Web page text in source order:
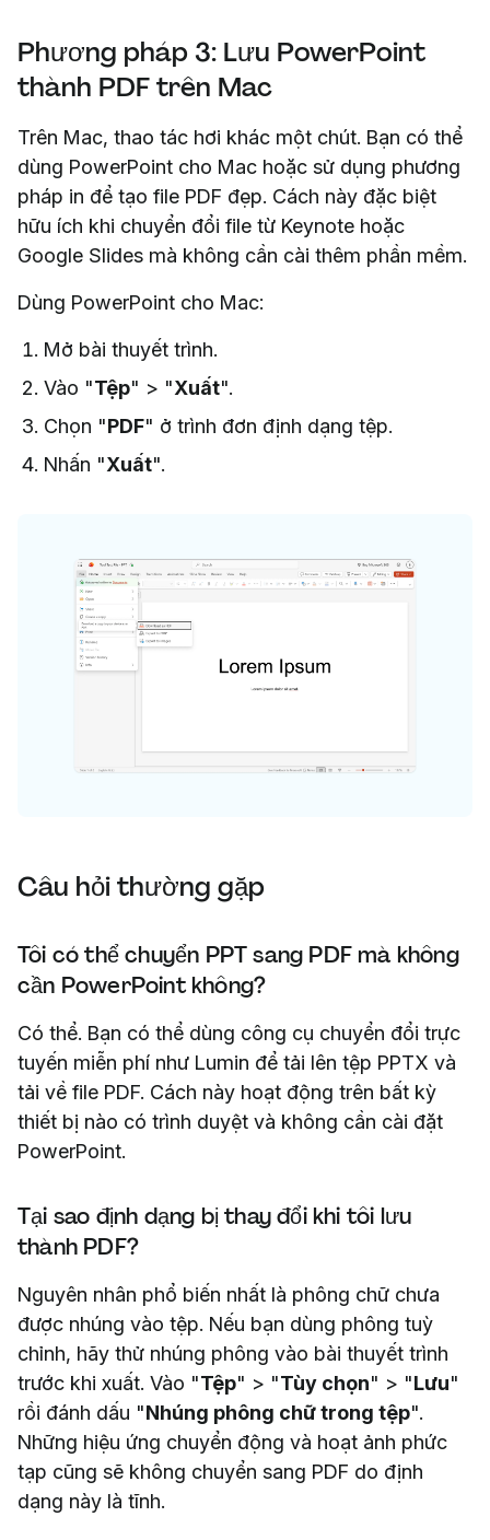
Phương pháp 3: Lưu PowerPoint
thành PDF trên Mac
Trên Mac, thao tác hơi khác một chút. Bạn có thể
dùng PowerPoint cho Mac hoặc sử dụng phương
pháp in để tạo file PDF đẹp. Cách này đặc biệt
hữu ích khi chuyển đổi file từ Keynote hoặc
Google Slides mà không cần cài thêm phần mềm.
Dùng PowerPoint cho Mac:
Mở bài thuyết trình.
Vào "Tệp" > "Xuất".
Chọn "PDF" ở trình đơn định dạng tệp.
Nhấn "Xuất".
Câu hỏi thường gặp
Tôi có thể chuyển PPT sang PDF mà không
cần PowerPoint không?
Có thể. Bạn có thể dùng công cụ chuyển đổi trực
tuyến miễn phí như Lumin để tải lên tệp PPTX và
tải về file PDF. Cách này hoạt động trên bất kỳ
thiết bị nào có trình duyệt và không cần cài đặt
PowerPoint.
Tại sao định dạng bị thay đổi khi tôi lưu
thành PDF?
Nguyên nhân phổ biến nhất là phông chữ chưa
được nhúng vào tệp. Nếu bạn dùng phông tuỳ
chỉnh, hãy thử nhúng phông vào bài thuyết trình
trước khi xuất. Vào "Tệp" > "Tùy chọn" > "Lưu"
rồi đánh dấu "Nhúng phông chữ trong tệp".
Những hiệu ứng chuyển động và hoạt ảnh phức
tạp cũng sẽ không chuyển sang PDF do định
dạng này là tĩnh.